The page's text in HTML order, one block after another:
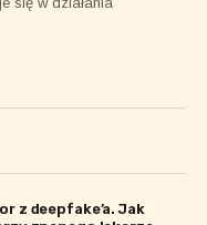
z deepfake’a. Jak